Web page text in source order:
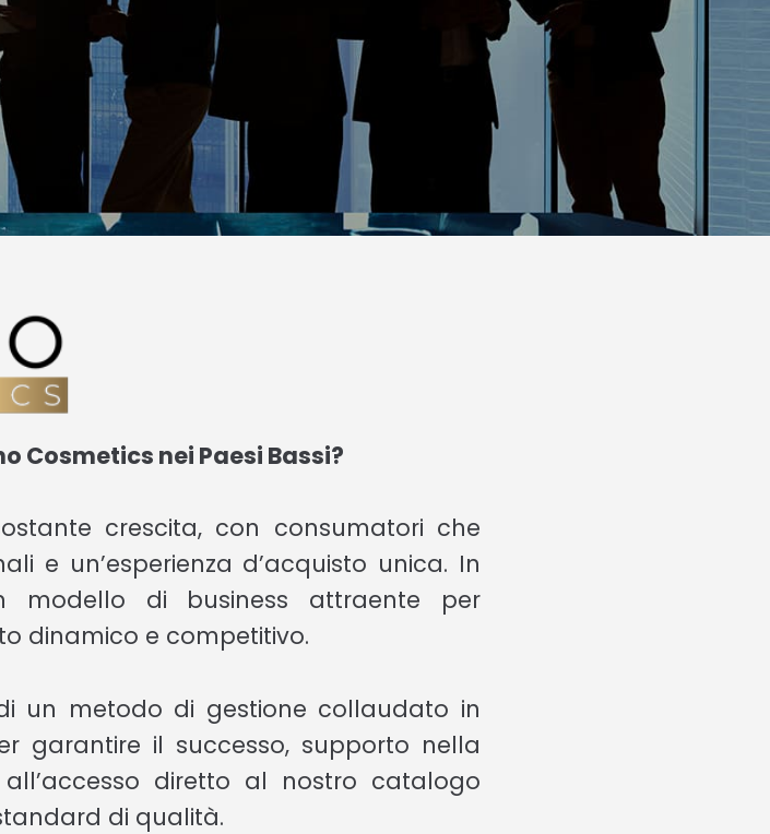
Cosmetics nei Paesi Bassi?
crescita, con consumatori che
e un’esperienza d’acquisto unica. In
modello di business attraente per
dinamico e competitivo.
un metodo di gestione collaudato in
garantire il successo, supporto nella
diretto al nostro catalogo
di qualità.